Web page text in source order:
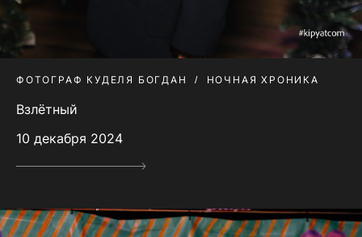
ФОТОГРАФ КУДЕЛЯ БОГДАН НОЧНАЯ ХРОНИКА
Взлётный
10 декабря 2024